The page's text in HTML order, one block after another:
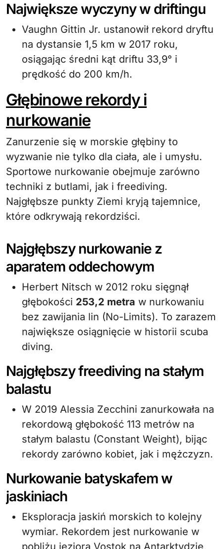
Największe wyczyny w driftingu
Vaughn Gittin Jr. ustanowił rekord dryftu
na dystansie 1,5 km w 2017 roku,
osiągając średni kąt driftu 33,9° i
prędkość do 200 km/h.
Głębinowe rekordy i
nurkowanie
Zanurzenie się w morskie głębiny to
wyzwanie nie tylko dla ciała, ale i umysłu.
Sportowe nurkowanie obejmuje zarówno
techniki z butlami, jak i freediving.
Najgłębsze punkty Ziemi kryją tajemnice,
które odkrywają rekordziści.
Najgłębszy nurkowanie z
aparatem oddechowym
Herbert Nitsch w 2012 roku sięgnął
głębokości 253,2 metra w nurkowaniu
bez zawijania lin (No-Limits). To zarazem
największe osiągnięcie w historii scuba
diving.
Najgłębszy freediving na stałym
balastu
W 2019 Alessia Zecchini zanurkowała na
rekordową głębokość 113 metrów na
stałym balastu (Constant Weight), bijąc
rekordy zarówno kobiet, jak i mężczyzn.
Nurkowanie batyskafem w
jaskiniach
Eksploracja jaskiń morskich to kolejny
wymiar. Rekordem jest nurkowanie w
pobliżu jeziora Vostok na Antarktydzie,